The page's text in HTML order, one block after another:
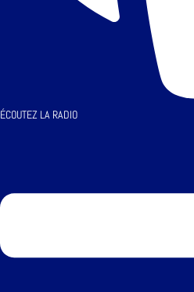
ÉCOUTEZ LA RADIO